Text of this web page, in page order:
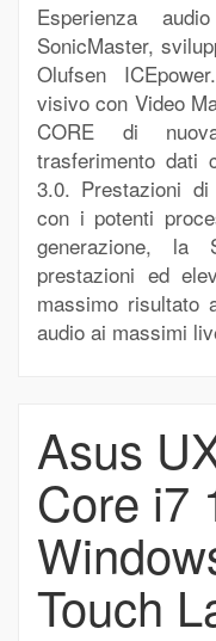
Esperienza
SonicMaster,
Olufsen
visivo con Video
CORE di
trasferimento dati
3.0. Prestazioni di
con i potenti
generazione, la
prestazioni ed
massimo risultato
audio ai massimi
Asus
Core i7
Touch